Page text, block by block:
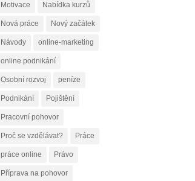
Motivace Nabídka kurzů
Nová práce Nový začátek
Návody online-marketing
online podnikání
Osobní rozvoj peníze
Podnikání Pojištění
Pracovní pohovor
Proč se vzdělávat? Práce
práce online Právo
Příprava na pohovor